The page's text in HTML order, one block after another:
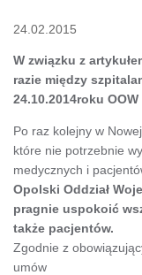
24.02.2015
W związku z
razie między
24.10.2014roku
Po raz kolejny w
które nie potrzebnie
medycznych i
Opolski Oddział
pragnie uspokoić
także pacjentów.
Zgodnie z
umów